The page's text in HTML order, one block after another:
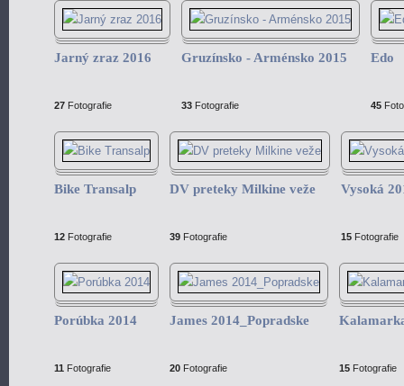
Jarný zraz 2016
27 Fotografie
Gruzínsko - Arménsko 2015
33 Fotografie
Edo
45
Bike Transalp
12 Fotografie
DV preteky Milkine veže
39 Fotografie
Vysoká
15 Fotografie
Porúbka 2014
11 Fotografie
James 2014_Popradske
20 Fotografie 15 Fotografie